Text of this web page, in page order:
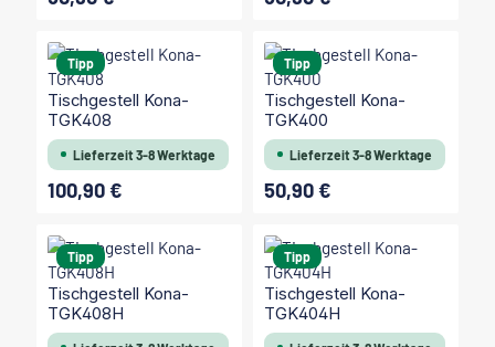
Tipp
Tischgestell Kona-
TGK408
Lieferzeit 3-8 Werktage
Regulärer Preis:
100,90 €
Tipp
Tischgestell Kona-
TGK400
Lieferzeit 3-8 Werktage
Regulärer Preis:
50,90 €
Tipp
Tischgestell Kona-
TGK408H
Tipp
Tischgestell Kona-
TGK404H